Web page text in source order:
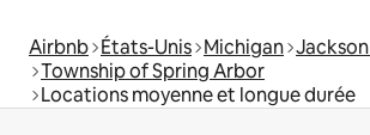
Airbnb États-Unis Michigan
Township of Spring Arbor
Locations moyenne et longue durée